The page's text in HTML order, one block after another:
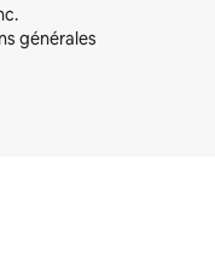
générales